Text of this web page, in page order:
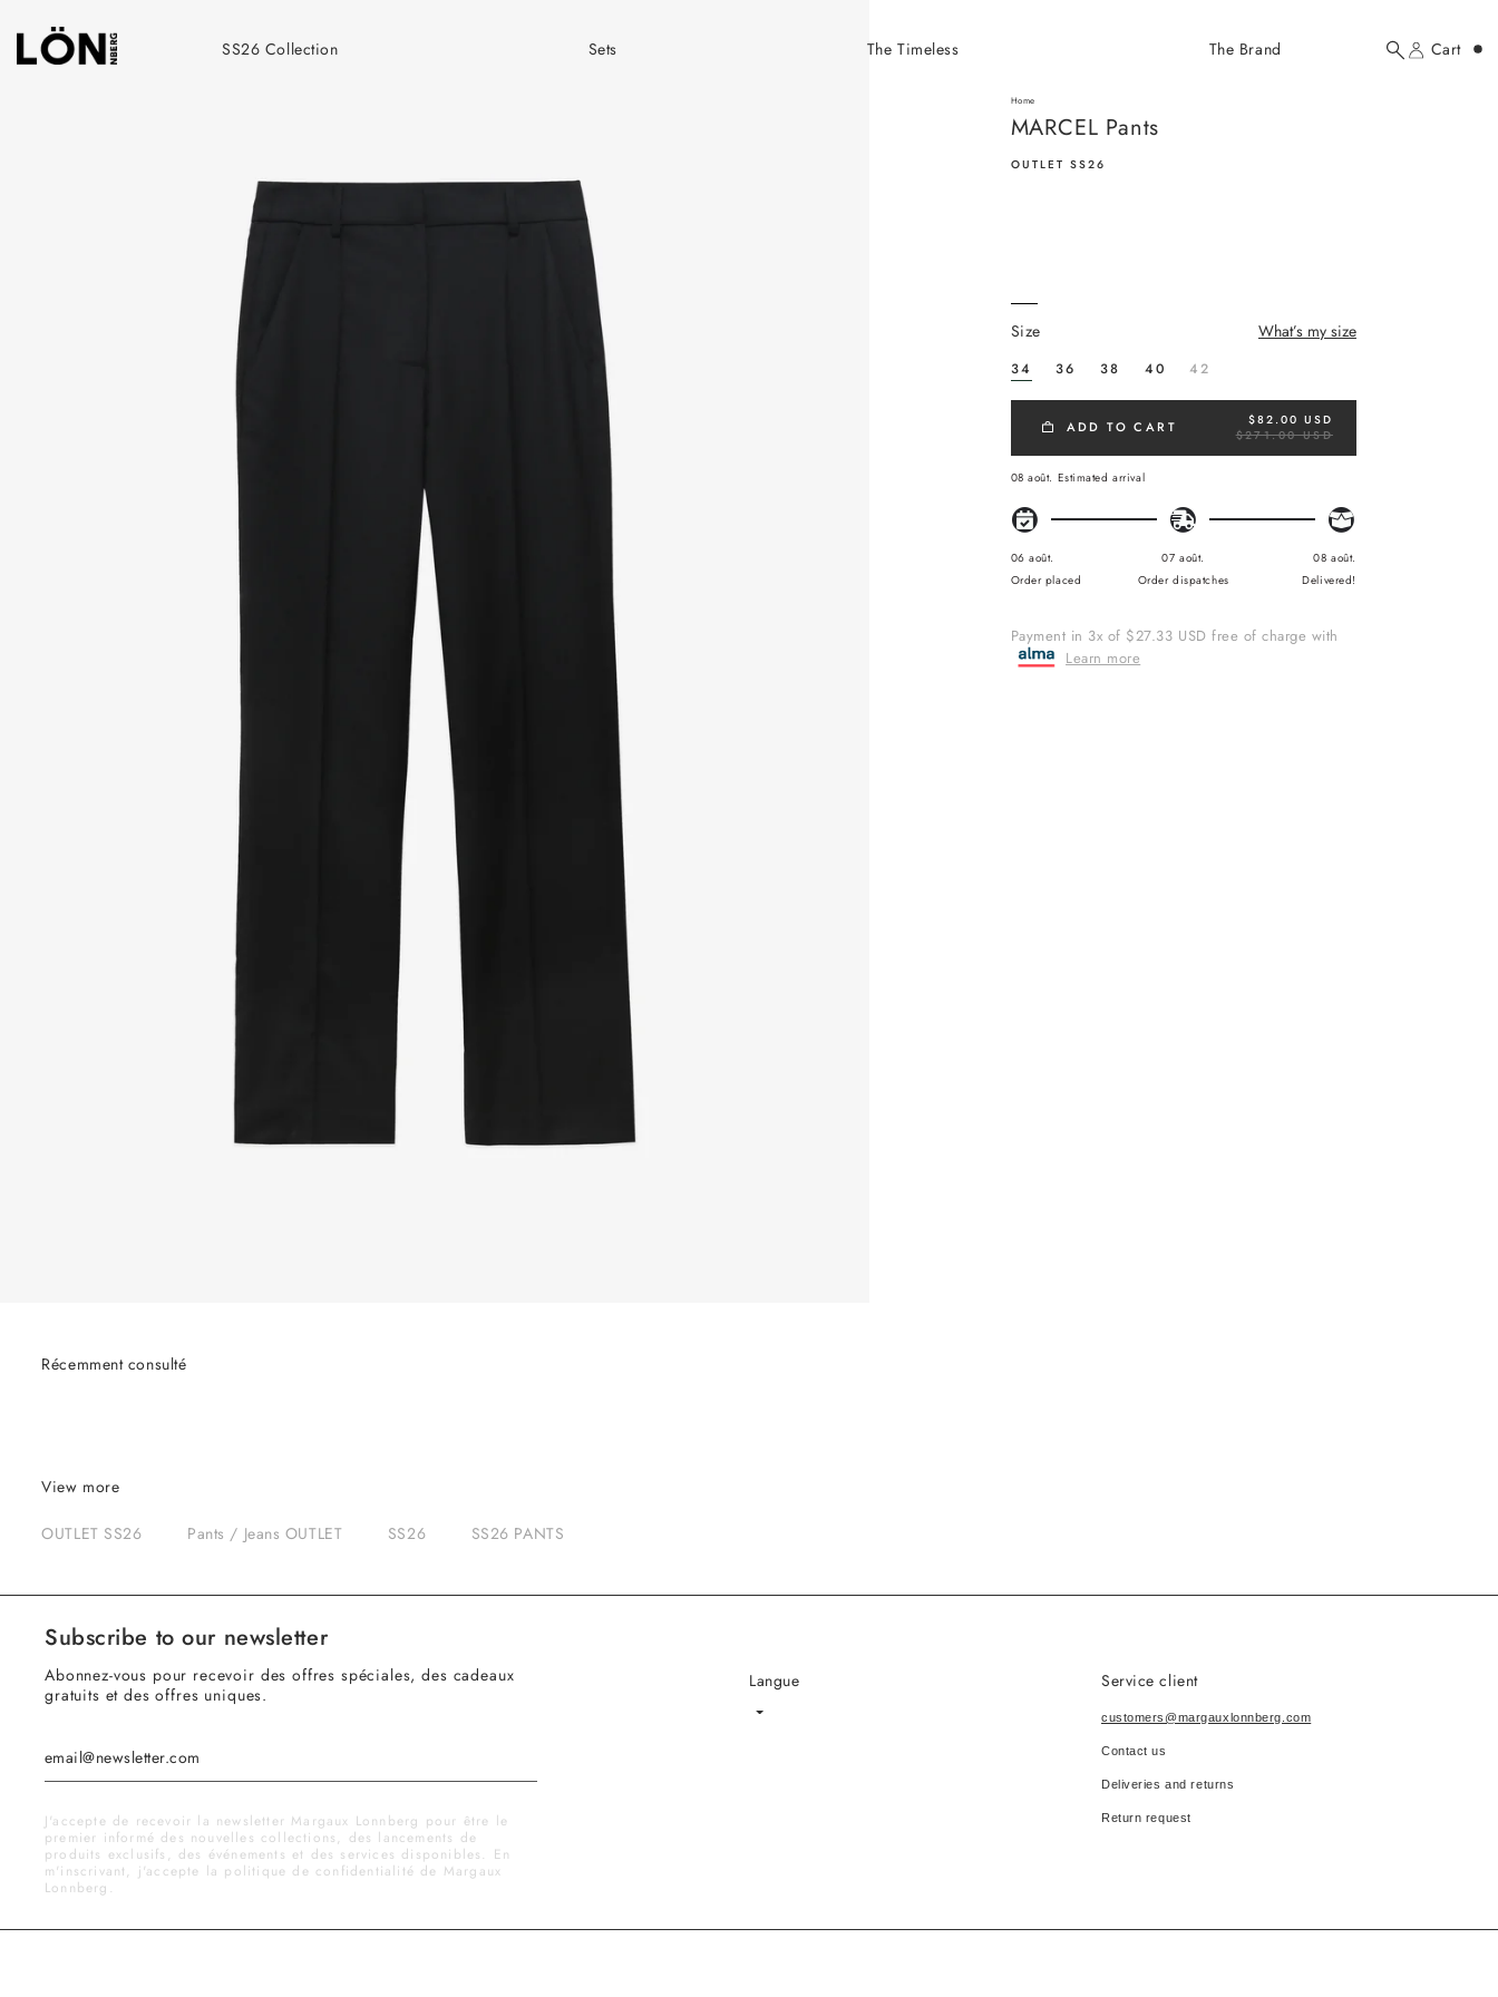
content
SS26 Collection Sets The Timeless The Brand
Search
Account
Cart
Home
MARCEL Pants
OUTLET SS26
size What’s my size
34 36 38 40 42
ADD TO CART $82.00 USDRE
G
L
A
R
P
R
I
C
$271.00 USD
08 août. Estimated arrival
06 août.
Order placed
07 août.
Order dispatches
08 août.
Delivered!
Payment in 3x of $27.33 USD free of charge with
Learn more
Récemment consulté
View more
OUTLET SS26 Pants / Jeans OUTLET SS26 SS26 PANTS
Subscribe to our newsletter
Abonnez-vous pour recevoir des offres spéciales, des cadeaux
gratuits et des offres uniques.
J'accepte de recevoir la newsletter Margaux Lonnberg pour être le
premier informé des nouvelles collections, des lancements de
produits exclusifs, des événements et des services disponibles. En
m'inscrivant, j'accepte la politique de confidentialité de Margaux
Lonnberg.
Langue
Language
Service client
customers@margauxlonnberg.com
Contact us
Deliveries and returns
Return request
$82.00 USD
YOUR CART